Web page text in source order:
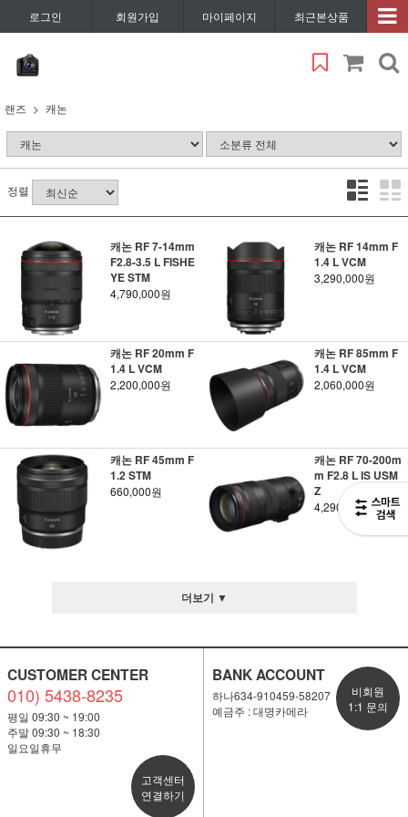
로그인 회원가입 마이페이지 최근본상품
랜즈 캐논
정렬
캐논 RF 7-14mm
F2.8-3.5 L FISHE
YE STM
4,790,000원
캐논 RF 14mm F
1.4 L VCM
3,290,000원
캐논 RF 20mm F
1.4 L VCM
2,200,000원
캐논 RF 85mm F
1.4 L VCM
2,060,000원
캐논 RF 45mm F
1.2 STM
660,000원
캐논 RF 70-200m
m F2.8 L IS USM
Z
4,290,000원
더보기 ▼
CUSTOMER CENTER
010) 5438-8235
평일 09:30 ~ 19:00
주말 09:30 ~ 18:30
일요일휴무
고객센터
연결하기
BANK ACCOUNT
하나634-910459-58207
예금주 : 대명카메라
비회원
1:1 문의